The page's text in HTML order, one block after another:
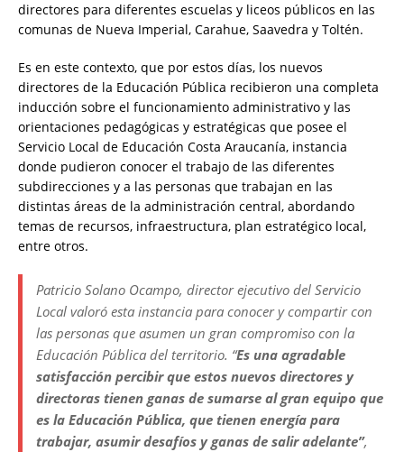
directores para diferentes escuelas y liceos públicos en las
comunas de Nueva Imperial, Carahue, Saavedra y Toltén.
Es en este contexto, que por estos días, los nuevos
directores de la Educación Pública recibieron una completa
inducción sobre el funcionamiento administrativo y las
orientaciones pedagógicas y estratégicas que posee el
Servicio Local de Educación Costa Araucanía, instancia
donde pudieron conocer el trabajo de las diferentes
subdirecciones y a las personas que trabajan en las
distintas áreas de la administración central, abordando
temas de recursos, infraestructura, plan estratégico local,
entre otros.
Patricio Solano Ocampo, director ejecutivo del Servicio
Local valoró esta instancia para conocer y compartir con
las personas que asumen un gran compromiso con la
Educación Pública del territorio. “Es una agradable
satisfacción percibir que estos nuevos directores y
directoras tienen ganas de sumarse al gran equipo que
es la Educación Pública, que tienen energía para
trabajar, asumir desafíos y ganas de salir adelante”,